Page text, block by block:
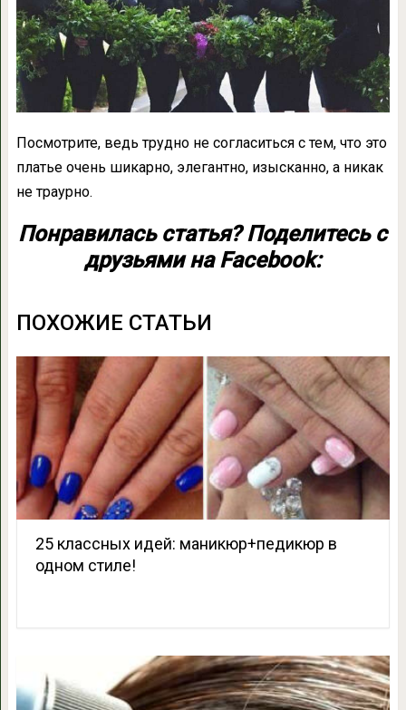
Посмотрите, ведь трудно не согласиться с тем, что это
платье очень шикарно, элегантно, изысканно, а никак
не траурно.
Понравилась статья? Поделитесь с
друзьями на Facebook:
ПОХОЖИЕ СТАТЬИ
25 классных идей: маникюр+педикюр в
одном стиле!